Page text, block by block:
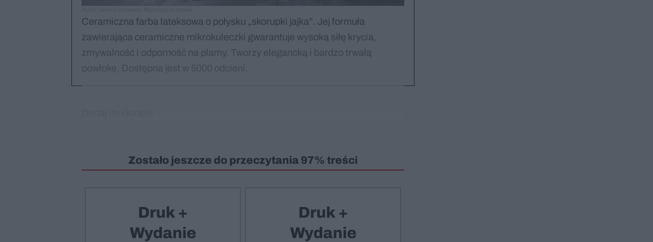
Ceramiczna farba lateksowa o połysku „skorupki jajka”. Jej formuła
zawierająca ceramiczne mikrokuleczki gwarantuje wysoką siłę krycia,
zmywalność i odporność na plamy. Tworzy elegancką i bardzo trwałą
powłokę. Dostępna jest w 5000 odcieni.
Zostało jeszcze do przeczytania 97% treści
Druk +
Wydanie
Druk +
Wydanie